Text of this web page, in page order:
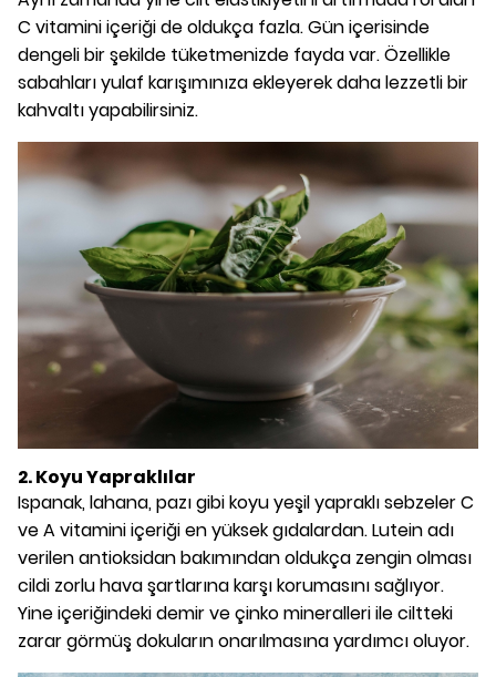
C vitamini içeriği de oldukça fazla. Gün içerisinde
dengeli bir şekilde tüketmenizde fayda var. Özellikle
sabahları yulaf karışımınıza ekleyerek daha lezzetli bir
kahvaltı yapabilirsiniz.
2. Koyu Yapraklılar
Ispanak, lahana, pazı gibi koyu yeşil yapraklı sebzeler C
ve A vitamini içeriği en yüksek gıdalardan. Lutein adı
verilen antioksidan bakımından oldukça zengin olması
cildi zorlu hava şartlarına karşı korumasını sağlıyor.
Yine içeriğindeki demir ve çinko mineralleri ile ciltteki
zarar görmüş dokuların onarılmasına yardımcı oluyor.